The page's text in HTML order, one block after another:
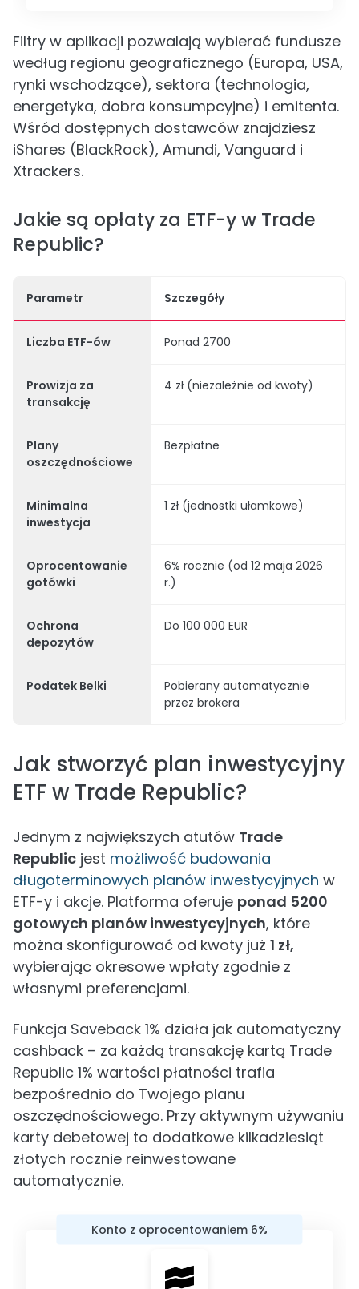
Filtry w aplikacji pozwalają wybierać fundusze
według regionu geograficznego (Europa, USA,
rynki wschodzące), sektora (technologia,
energetyka, dobra konsumpcyjne) i emitenta.
Wśród dostępnych dostawców znajdziesz
iShares (BlackRock), Amundi, Vanguard i
Xtrackers.
Jakie są opłaty za ETF-y w Trade
Republic?
Parametr Szczegóły
Liczba ETF-ów Ponad 2700
Prowizja za
transakcję
4 zł (niezależnie od kwoty)
Plany
oszczędnościowe
Bezpłatne
Minimalna
inwestycja
1 zł (jednostki ułamkowe)
Oprocentowanie
gotówki
6% rocznie (od 12 maja 2026
r.)
Ochrona
depozytów
Do 100 000 EUR
Podatek Belki
Pobierany automatycznie
przez brokera
Jak stworzyć plan inwestycyjny
ETF w Trade Republic?
Jednym z największych atutów Trade
Republic jest możliwość budowania
długoterminowych planów inwestycyjnych w
ETF-y i akcje. Platforma oferuje ponad 5200
gotowych planów inwestycyjnych, które
można skonfigurować od kwoty już 1 zł,
wybierając okresowe wpłaty zgodnie z
własnymi preferencjami.
Funkcja Saveback 1% działa jak automatyczny
cashback – za każdą transakcję kartą Trade
Republic 1% wartości płatności trafia
bezpośrednio do Twojego planu
oszczędnościowego. Przy aktywnym używaniu
karty debetowej to dodatkowe kilkadziesiąt
złotych rocznie reinwestowane
automatycznie.
Konto z oprocentowaniem 6%